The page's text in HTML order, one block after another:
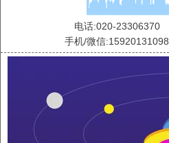
电话:020-23306370
手机/微信:15920131098